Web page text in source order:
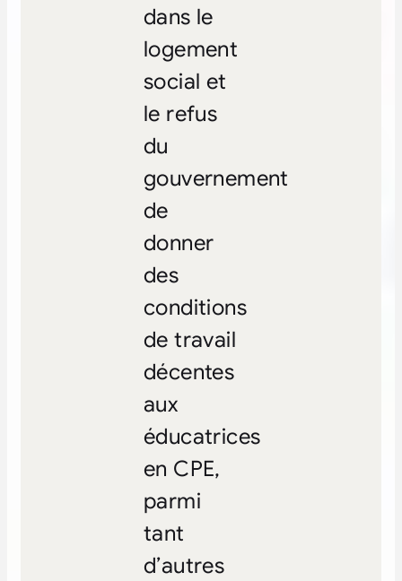
dans le
logement
social et
le refus
du
gouvernement
de
donner
des
conditions
de travail
décentes
aux
éducatrices
en CPE,
parmi
tant
d’autres